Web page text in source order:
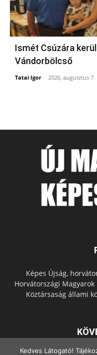
Ismét Csúzára
Vándorbölcső
Tatai Igor - 2026, augusztus 7.
Képes Újság,
Horvátországi
Köztársaság állami
Kedves Látogató!